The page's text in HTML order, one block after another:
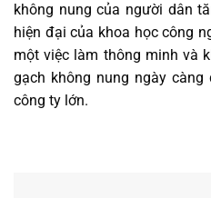
không nung của người dân
hiện đại của khoa học công
một việc làm thông minh và
gạch không nung ngày
công ty lớn.